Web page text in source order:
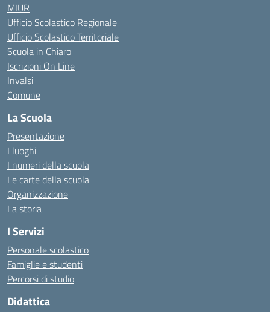
MIUR
Ufficio Scolastico Regionale
Ufficio Scolastico Territoriale
Scuola in Chiaro
Iscrizioni On Line
Invalsi
Comune
La Scuola
Presentazione
I luoghi
I numeri della scuola
Le carte della scuola
Organizzazione
La storia
I Servizi
Personale scolastico
Famiglie e studenti
Percorsi di studio
Didattica